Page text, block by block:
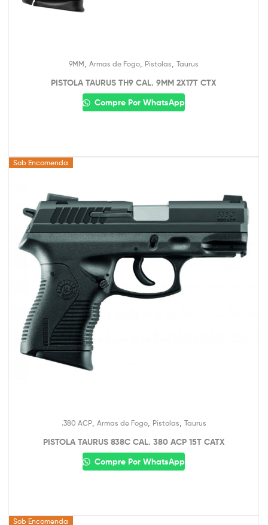
9MM Armas de Fogo Pistolas Taurus
PISTOLA TAURUS TH9 CAL. 9MM 2X17T CTX
Compre Por WhatsApp
Sob Encomenda
.380 ACP, Armas de Fogo, Pistolas Taurus
PISTOLA TAURUS 838C CAL. 380 ACP 15T CATX
Compre Por WhatsApp
Sob Encomenda